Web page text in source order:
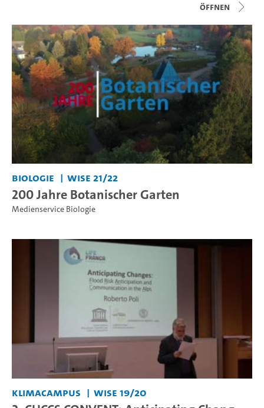
Öffnen
Biologie WiSe 21/22
200 Jahre Botanischer Garten
Medienservice Biologie
KlimaCampus WiSe 19/20